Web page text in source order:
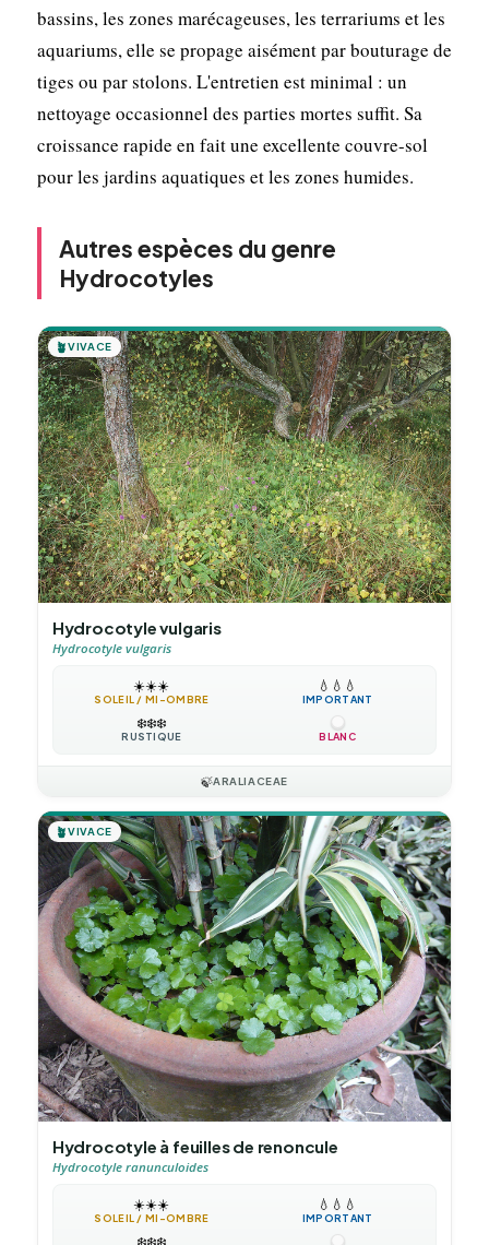
bassins, les zones marécageuses, les terrariums et les
aquariums, elle se propage aisément par bouturage de
tiges ou par stolons. L'entretien est minimal : un
nettoyage occasionnel des parties mortes suffit. Sa
croissance rapide en fait une excellente couvre-sol
pour les jardins aquatiques et les zones humides.
Autres espèces du genre
Hydrocotyles
🪴VIVACE
Hydrocotyle vulgaris
Hydrocotyle vulgaris
☀️☀️☀️
SOLEIL / MI-OMBRE
💧 💧 💧
IMPORTANT
❄️❄️❄️
RUSTIQUE BLANC
🍃ARALIACEAE
🪴VIVACE
Hydrocotyle à feuilles de renoncule
Hydrocotyle ranunculoides
☀️☀️☀️
SOLEIL / MI-OMBRE
💧 💧 💧
IMPORTANT
❄️❄️❄️